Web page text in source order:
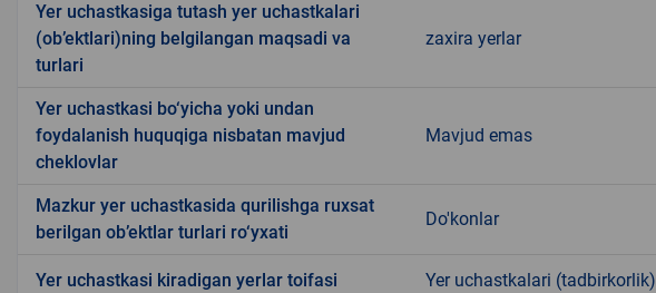
Yer uchastkasiga tutash yer uchastkalari
(ob’ektlari)ning belgilangan maqsadi va
turlari
zaxira yerlar
Yer uchastkasi bo‘yicha yoki undan
foydalanish huquqiga nisbatan mavjud
cheklovlar
Mavjud emas
Mazkur yer uchastkasida qurilishga ruxsat
berilgan ob’ektlar turlari ro‘yxati
Do'konlar
Yer uchastkasi kiradigan yerlar toifasi Yer uchastkalari (tadbirkorlik)